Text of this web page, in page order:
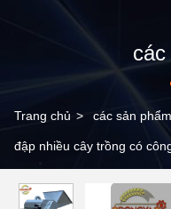
các
Trang chủ > các sản phẩm
đập nhiều cây trồng có